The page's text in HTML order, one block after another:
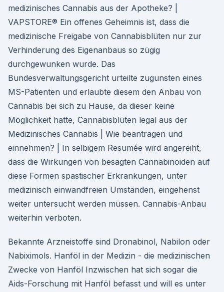
medizinisches Cannabis aus der Apotheke? |
VAPSTORE® Ein offenes Geheimnis ist, dass die
medizinische Freigabe von Cannabisblüten nur zur
Verhinderung des Eigenanbaus so zügig
durchgewunken wurde. Das
Bundesverwaltungsgericht urteilte zugunsten eines
MS-Patienten und erlaubte diesem den Anbau von
Cannabis bei sich zu Hause, da dieser keine
Möglichkeit hatte, Cannabisblüten legal aus der
Medizinisches Cannabis | Wie beantragen und
einnehmen? | In selbigem Resumée wird angereiht,
dass die Wirkungen von besagten Cannabinoiden auf
diese Formen spastischer Erkrankungen, unter
medizinisch einwandfreien Umständen, eingehenst
weiter untersucht werden müssen. Cannabis-Anbau
weiterhin verboten.
Bekannte Arzneistoffe sind Dronabinol, Nabilon oder
Nabiximols. Hanföl in der Medizin - die medizinischen
Zwecke von Hanföl Inzwischen hat sich sogar die
Aids-Forschung mit Hanföl befasst und will es unter